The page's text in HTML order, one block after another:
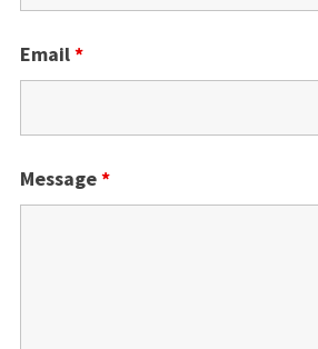
Email*
Message*